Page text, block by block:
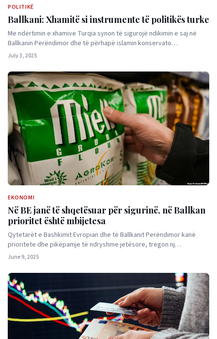
POLITIKË
Ballkani: Xhamitë si instrumente të politikës turke
Me ndërtimin e xhamive Turqia synon të sigurojë ndikimin e saj në
Ballkanin Perëndimor dhe të përhapë islamin konservato…
July 3, 2025
EKONOMI
Në BE janë të shqetësuar për sigurinë, në Ballkan
prioritet është mbijetesa
Qytetarët e Bashkimit Evropian dhe të Ballkanit Perëndimor kanë
prioritete dhe pikëpamje të ndryshme jetësore, tregon nj…
June 9, 2025